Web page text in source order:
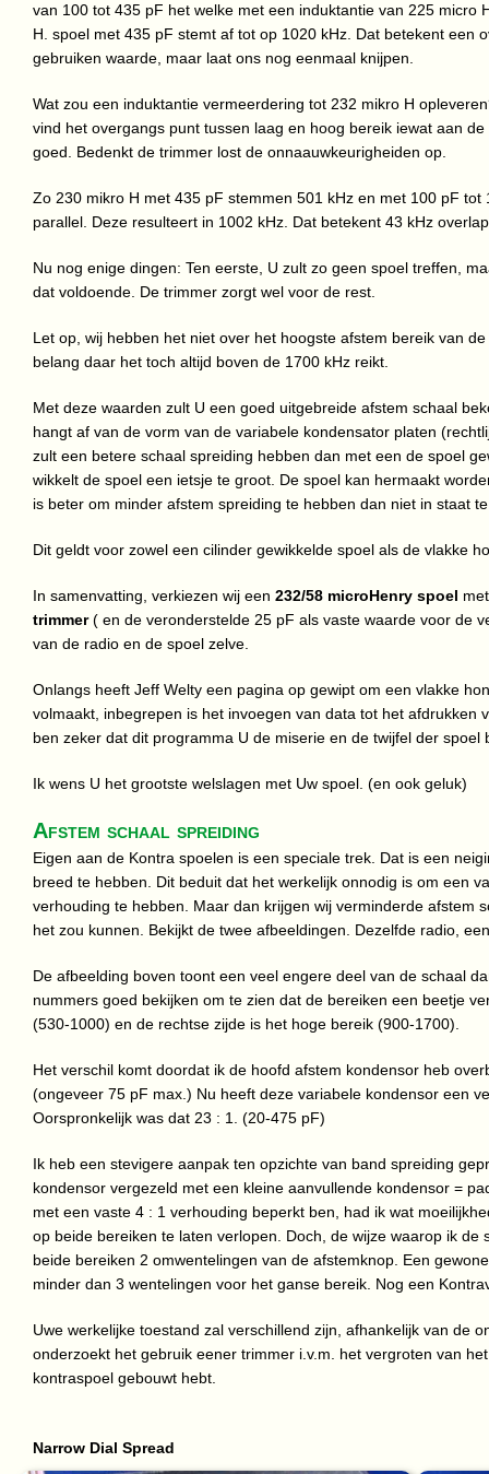
van 100 tot 435 pF het welke met een induktantie van 225 micro
H. spoel met 435 pF stemt af tot op 1020 kHz. Dat betekent een
gebruiken waarde, maar laat ons nog eenmaal knijpen.
Wat zou een induktantie vermeerdering tot 232 mikro H
vind het overgangs punt tussen laag en hoog bereik iewat aan
goed. Bedenkt de trimmer lost de onnaauwkeurigheiden op.
Zo 230 mikro H met 435 pF stemmen 501 kHz en met 100 pF
parallel. Deze resulteert in 1002 kHz. Dat betekent 43 kHz
Nu nog enige dingen: Ten eerste, U zult zo geen spoel treffen,
dat voldoende. De trimmer zorgt wel voor de rest.
Let op, wij hebben het niet over het hoogste afstem bereik van
belang daar het toch altijd boven de 1700 kHz reikt.
Met deze waarden zult U een goed uitgebreide afstem schaal
hangt af van de vorm van de variabele kondensator platen
zult een betere schaal spreiding hebben dan met een de spoel
wikkelt de spoel een ietsje te groot. De spoel kan hermaakt
is beter om minder afstem spreiding te hebben dan niet in staat
Dit geldt voor zowel een cilinder gewikkelde spoel als de vlakke
In samenvatting, verkiezen wij een 232/58 microHenry spoel
trimmer( en de veronderstelde 25 pF als vaste waarde voor de
van de radio en de spoel zelve.
Onlangs heeft Jeff Welty een pagina op gewipt om een vlakke
volmaakt, inbegrepen is het invoegen van data tot het afdrukken
ben zeker dat dit programma U de miserie en de twijfel der
Ik wens U het grootste welslagen met Uw spoel. (en ook geluk)
Afstem schaal spreiding
Eigen aan de Kontra spoelen is een speciale trek. Dat is een
breed te hebben. Dit beduit dat het werkelijk onnodig is om een
verhouding te hebben. Maar dan krijgen wij verminderde afstem
het zou kunnen. Bekijkt de twee afbeeldingen. Dezelfde radio,
De afbeelding boven toont een veel engere deel van de schaal
nummers goed bekijken om te zien dat de bereiken een beetje
(530-1000) en de rechtse zijde is het hoge bereik (900-1700).
Het verschil komt doordat ik de hoofd afstem kondensor heb
(ongeveer 75 pF max.) Nu heeft deze variabele kondensor een
Oorspronkelijk was dat 23 : 1. (20-475 pF)
Ik heb een stevigere aanpak ten opzichte van band spreiding
kondensor vergezeld met een kleine aanvullende kondensor =
met een vaste 4 : 1 verhouding beperkt ben, had ik wat
op beide bereiken te laten verlopen. Doch, de wijze waarop ik de
beide bereiken 2 omwentelingen van de afstemknop. Een
minder dan 3 wentelingen voor het ganse bereik. Nog een
Uwe werkelijke toestand zal verschillend zijn, afhankelijk van de
onderzoekt het gebruik eener trimmer i.v.m. het vergroten van
kontraspoel gebouwt hebt.
Narrow Dial Spread